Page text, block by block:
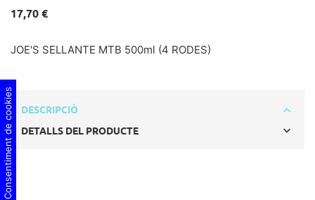
17,70 €
JOE'S SELLANTE MTB 500ml (4 RODES)
DESCRIPCIÓ
DETALLS DEL PRODUCTE
Consentiment de cookies